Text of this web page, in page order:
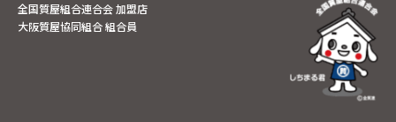
全国質屋組合連合会 加盟店
大阪質屋協同組合 組合員